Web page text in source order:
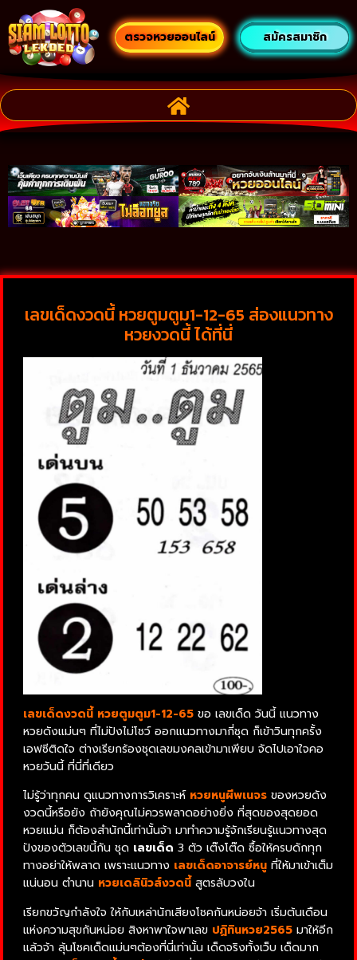
ตรวจหวยออนไลน์ สมัครสมาชิก
เลขเด็ดงวดนี้ หวยตูมตูม1-12-65 ส่องแนวทาง
หวยงวดนี้ ได้ที่นี่
เลขเด็ดงวดนี้ หวยตูมตูม1-12-65 ขอ เลขเด็ด วันนี้ แนวทาง
หวยดังแม่นๆ ที่ไม่ปังไม่โชว์ ออกแนวทางมากี่ชุด ก็เข้าวินทุกครั้ง
เอฟซีติดใจ ต่างเรียกร้องชุดเลขมงคลเข้ามาเพียบ จัดไปเอาใจคอ
หวยวันนี้ ที่นี่ที่เดียว
ไม่รู้ว่าทุกคน ดูแนวทางการวิเคราะห์ หวยหนูผีพเนจร ของหวยดัง
งวดนี้หรือยัง ถ้ายังคุณไม่ควรพลาดอย่างยิ่ง ที่สุดของสุดยอด
หวยแม่น ก็ต้องสำนักนี้เท่านั้นจ้า มาทำความรู้จักเรียนรู้แนวทางสุด
ปังของตัวเลขนี้กัน ชุด เลขเด็ด 3 ตัว เต๊งโต๊ด ซื้อให้ครบดักทุก
ทางอย่าให้พลาด เพราะแนวทาง เลขเด็ดอาจารย์หนู ที่ให้มาเข้าเต็ม
แน่นอน ตำนาน หวยเดลินิวส์งวดนี้ สูตรลับวงใน
เรียกขวัญกำลังใจ ให้กับเหล่านักเสียงโชคกันหน่อยจ้า เริ่มต้นเดือน
แห่งความสุขกันหน่อย สิงหาพาใจพาเลข ปฏิทินหวย2565 มาให้อีก
แล้วจ้า ลุ้นโชคเด็ดแม่นๆต้องที่นี่เท่านั้น เด็ดจริงทั้งเว็บ เด็ดมาก